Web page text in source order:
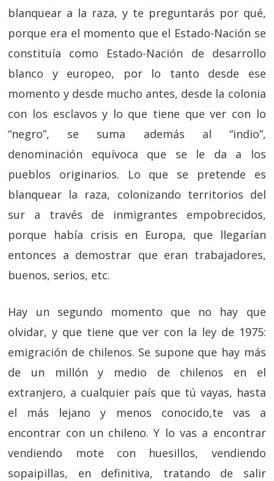
blanquear a la raza, y te preguntarás por qué,
porque era el momento que el Estado-Nación se
constituía como Estado-Nación de desarrollo
blanco y europeo, por lo tanto desde ese
momento y desde mucho antes, desde la colonia
con los esclavos y lo que tiene que ver con lo
“negro”, se suma además al “indio”,
denominación equívoca que se le da a los
pueblos originarios. Lo que se pretende es
blanquear la raza, colonizando territorios del
sur a través de inmigrantes empobrecidos,
porque había crisis en Europa, que llegarían
entonces a demostrar que eran trabajadores,
buenos, serios, etc.
Hay un segundo momento que no hay que
olvidar, y que tiene que ver con la ley de 1975:
emigración de chilenos. Se supone que hay más
de un millón y medio de chilenos en el
extranjero, a cualquier país que tú vayas, hasta
el más lejano y menos conocido,te vas a
encontrar con un chileno. Y lo vas a encontrar
vendiendo mote con huesillos, vendiendo
sopaipillas, en definitiva, tratando de salir